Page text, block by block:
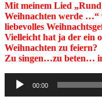
Mit meinem Lied
Weihnachten werde …“
liebevolles
Vielleicht hat ja der ein
Weihnachten zu feiern?
Zu singen…zu beten…
Audio-
Player
00:00